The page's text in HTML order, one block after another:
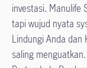
investasi. Manulife
tapi wujud nyata
Lindungi Anda dan
saling